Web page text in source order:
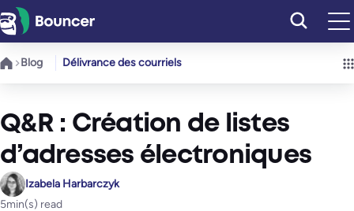
Aller
au
contenu
Blog Délivrance des courriels
Q&R : Création de listes
d’adresses électroniques
Izabela Harbarczyk
5min(s) read